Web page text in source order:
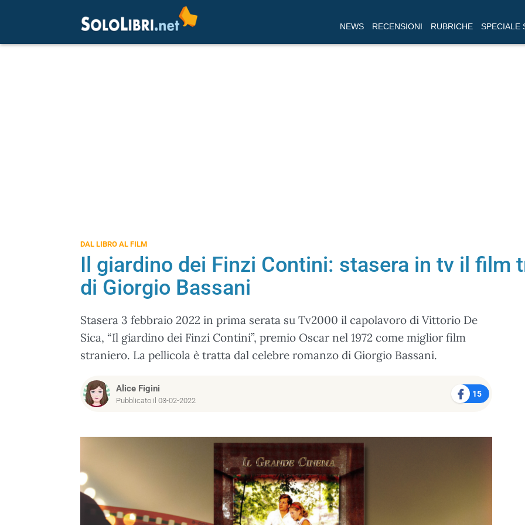
NEWS RECENSIONI RUBRICHE SPECIALE
DAL LIBRO AL FILM
Il giardino dei Finzi Contini: stasera in tv il film
di Giorgio Bassani
Stasera 3 febbraio 2022 in prima serata su Tv2000 il capolavoro di Vittorio De
Sica, “Il giardino dei Finzi Contini”, premio Oscar nel 1972 come miglior film
straniero. La pellicola è tratta dal celebre romanzo di Giorgio Bassani.
Alice Figini
Pubblicato il 03-02-2022
15